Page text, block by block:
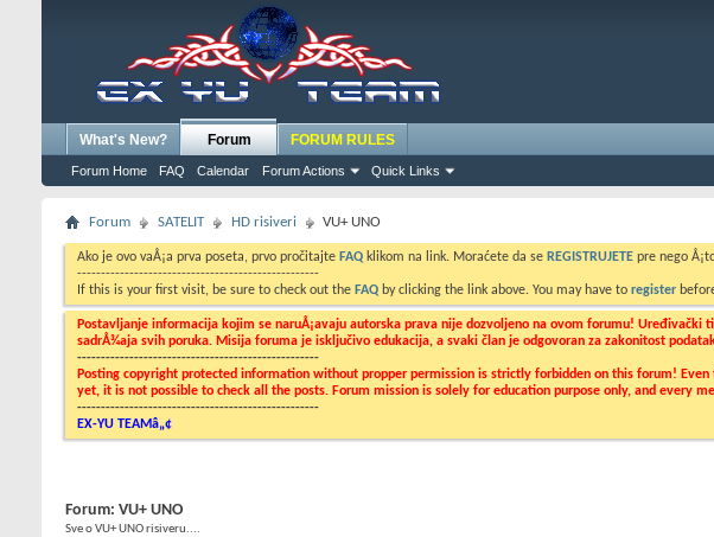
What's New? Forum
Forum Home FAQ Calendar Forum Actions Quick Links
FORUM RULES
Forum SATELIT HD risiveri VU+ UNO
Ako je ovo vaÅ¡a prva poseta, prvo pročitajte FAQ klikom na link. Moraćete da se REGISTRUJETE pre nego
---------------------------------------------------
If this is your first visit, be sure to check out the FAQ by clicking the link above. You may have to register
Postavljanje informacija kojim se naruÅ¡avaju autorska prava nije dozvoljeno na ovom forumu!
sadrÅ¾aja svih poruka. Misija foruma je isključivo edukacija, a svaki član je odgovoran za zakonitost
---------------------------------------------------
Posting copyright protected information without propper permission is strictly forbidden on this forum!
yet, it is not possible to check all the posts. Forum mission is solely for education purpose only, and every
---------------------------------------------------
EX-YU TEAMâ„¢
Forum: VU+ UNO
Sve o VU+ UNO risiveru....